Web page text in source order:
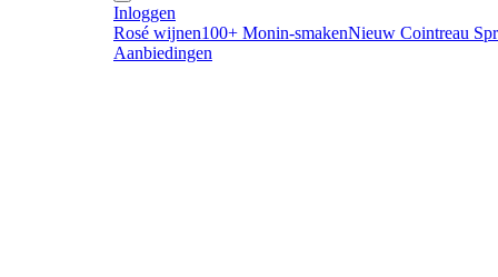
Inloggen
Rosé wijnen100+ Monin-smakenNieuw Cointreau
Aanbiedingen